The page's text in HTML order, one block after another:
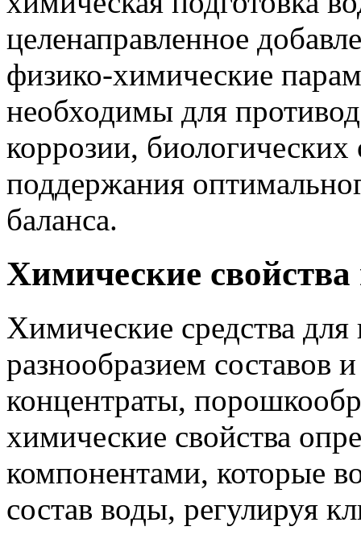
целенаправленное
физико-химические
необходимы для
коррозии,
поддержания
баланса.
Химические
Химические средства
разнообразием
концентраты,
химические свойства
компонентами, которые
состав воды, регулируя